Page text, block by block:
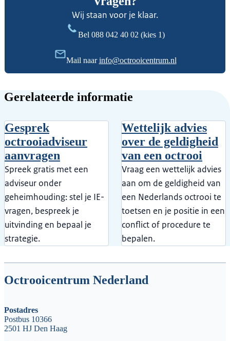
Wij staan voor je klaar.
Bel 088 042 40 02 (kies 1)
Mail naarinfo@octrooicentrum.nl
Gerelateerde informatie
Gesprek
octrooiadviseur
aanvragen
Spreek gratis met een
adviseur onder
geheimhouding: stel je IE-
vragen, bespreek je
uitvinding en bepaal je
strategie.
Wettelijk advies
over de geldigheid
van een octrooi
Vraag een wettelijk advies
aan om de geldigheid van
een Nederlands octrooi te
toetsen en je positie in een
conflict of procedure te
bepalen.
Octrooicentrum Nederland
Postadres
Postbus 10366
2501 HJ Den Haag